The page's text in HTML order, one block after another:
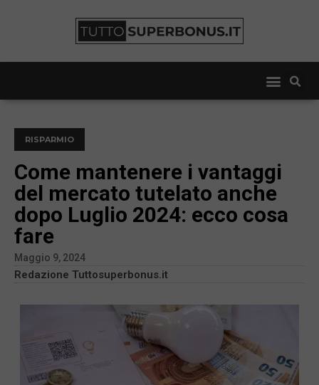
RISPARMIO
Come mantenere i vantaggi
del mercato tutelato anche
dopo Luglio 2024: ecco cosa
fare
Maggio 9, 2024
Redazione Tuttosuperbonus.it